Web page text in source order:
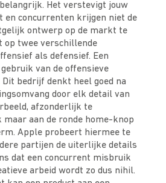
Het verstevigt jouw
en concurrenten krijgen niet de
ontwerp op de markt te
op twee verschillende
als defensief. Een
van de offensieve
Dit bedrijf denkt heel goed na
door elk detail van
afzonderlijk te
maar aan de ronde home-knop
Apple probeert hiermee te
partijen de uiterlijke details
dat een concurrent misbruik
arbeid wordt zo dus nihil.